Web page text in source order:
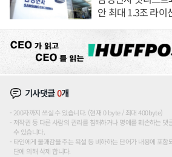
안 최대 1.3조 라이
기사댓글0개
200자까지 쓰실 수 있습니다. (현재 0 byte / 최대 400byte)
저작권 등 다른 사람의 권리를 침해하거나 명예를 훼손하는 댓
수 있습니다.
타인에게 불쾌감을 주는 욕설 등 비하하는 단어가 내용에 포
단에 의해 삭제 합니다.